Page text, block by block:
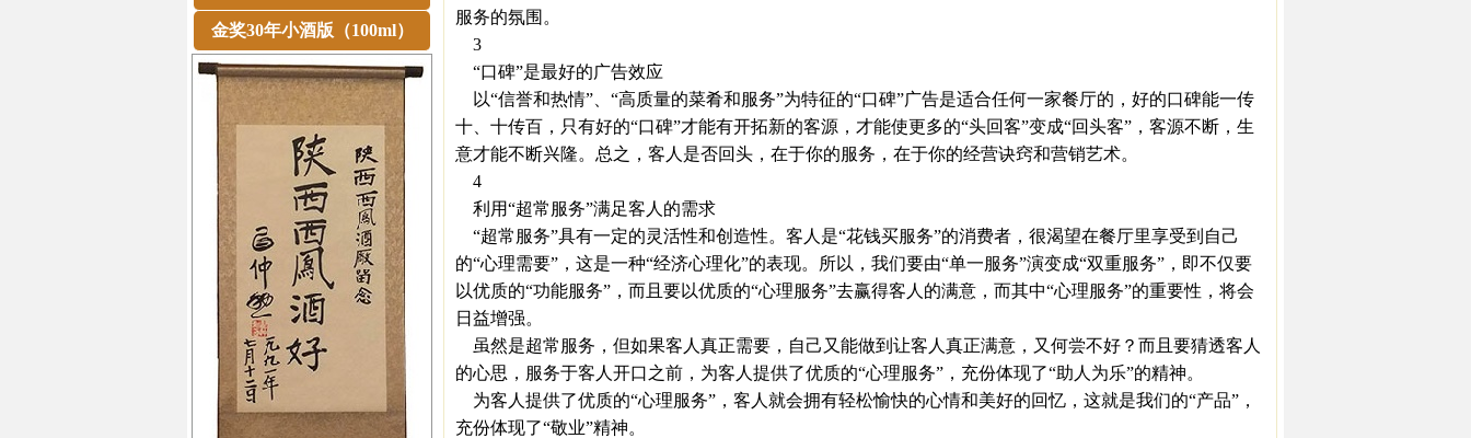
金奖30年小酒版（100ml）
服务的氛围。
3
“口碑”是最好的广告效应
以“信誉和热情”、“高质量的菜肴和服务”为特征的“口碑”广告是适合任何一家餐厅的，好的口碑能一传
十、十传百，只有好的“口碑”才能有开拓新的客源，才能使更多的“头回客”变成“回头客”，客源不断，生
意才能不断兴隆。总之，客人是否回头，在于你的服务，在于你的经营诀窍和营销艺术。
4
利用“超常服务”满足客人的需求
“超常服务”具有一定的灵活性和创造性。客人是“花钱买服务”的消费者，很渴望在餐厅里享受到自己
的“心理需要”，这是一种“经济心理化”的表现。所以，我们要由“单一服务”演变成“双重服务”，即不仅要
以优质的“功能服务”，而且要以优质的“心理服务”去赢得客人的满意，而其中“心理服务”的重要性，将会
日益增强。
虽然是超常服务，但如果客人真正需要，自己又能做到让客人真正满意，又何尝不好？而且要猜透客人
的心思，服务于客人开口之前，为客人提供了优质的“心理服务”，充份体现了“助人为乐”的精神。
为客人提供了优质的“心理服务”，客人就会拥有轻松愉快的心情和美好的回忆，这就是我们的“产品”，
充份体现了“敬业”精神。